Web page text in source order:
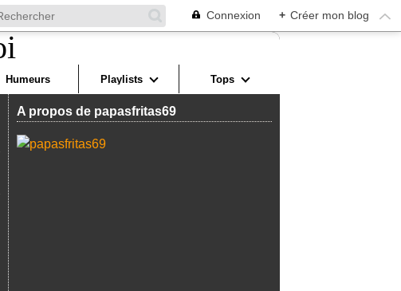
Connexion + Créer mon blog
Humeurs Playlists Tops
A propos de papasfritas69